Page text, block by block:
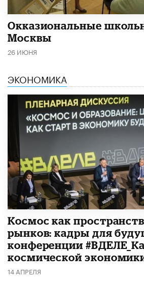
​Окказиональные
Москвы
26 ИЮНЯ
ЭКОНОМИКА
Космос как
рынков: кадры для
конференции
космической
14 АПРЕЛЯ